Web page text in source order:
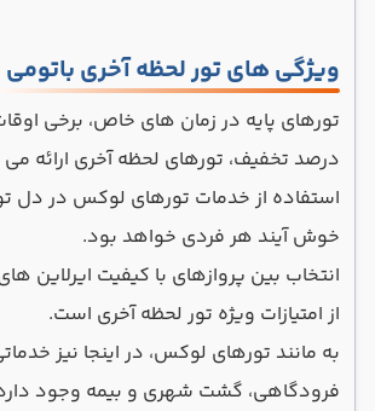
ویژگی‌ های تور لحظه آخری باتومی
درصد تخفیف، تورهای لحظه آخری ارائه
استفاده از خدمات تورهای لوکس در دل
خوش آیند هر فردی خواهد بود.
انتخاب بین پروازهای با کیفیت ایرلاین
از امتیازات ویژه تور لحظه آخری است.
به مانند تورهای لوکس، در اینجا نیز
فرودگاهی، گشت شهری و بیمه وجود